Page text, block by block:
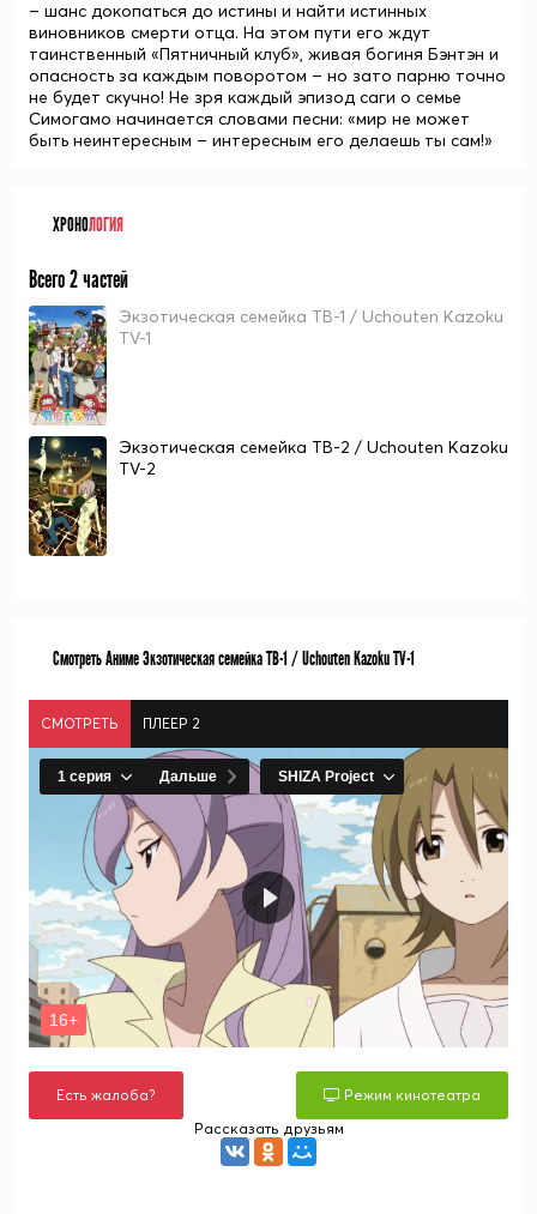
– шанс докопаться до истины и найти истинных
виновников смерти отца. На этом пути его ждут
таинственный «Пятничный клуб», живая богиня Бэнтэн и
опасность за каждым поворотом – но зато парню точно
не будет скучно! Не зря каждый эпизод саги о семье
Симогамо начинается словами песни: «мир не может
быть неинтересным – интересным его делаешь ты сам!»
ХРОНОЛОГИЯ
Всего 2 частей
Экзотическая семейка TB-1 / Uchouten Kazoku
TV-1
Экзотическая семейка TB-2 / Uchouten Kazoku
TV-2
Смотреть Аниме Экзотическая семейка TB-1 / Uchouten Kazoku TV-1
СМОТРЕТЬ ПЛЕЕР 2
Есть жалоба?
Режим кинотеатра
Рассказать друзьям